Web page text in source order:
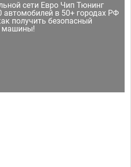
сети Евро Чип Тюнинг
автомобилей в 50+ городах РФ
получить безопасный
машины!